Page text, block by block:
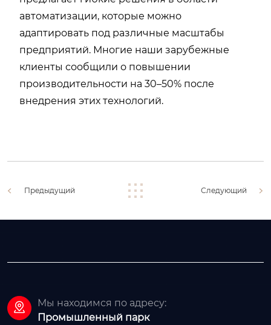
автоматизации, которые можно
адаптировать под различные масштабы
предприятий. Многие наши зарубежные
клиенты сообщили о повышении
производительности на 30–50% после
внедрения этих технологий.
Предыдущий Следующий

Мы находимся по адресу:
Промышленный парк